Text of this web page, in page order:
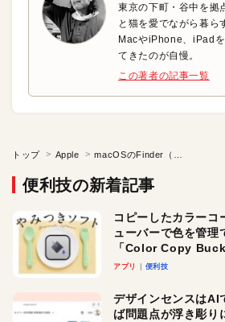
東京の下町・谷中を拠
と猫を愛でながら暮ら
MacやiPhone、iPad
てきたのが自慢。
この著者の記事一覧
トップ Apple
便利技の新着記事
コピーしたカラーコ
ューバーで色を管理
「Color Copy
アプリ 便利技
デザインセンスはAI
ば問題点が浮き彫り